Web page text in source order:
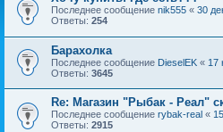
Последнее сообщение nik555 « 30
Ответы: 254
Барахолка
Последнее сообщение DieselEK « 17
Ответы: 3645
Re: Магазин "Рыбак - Реал"
Последнее сообщение rybak-real «
Ответы: 2915